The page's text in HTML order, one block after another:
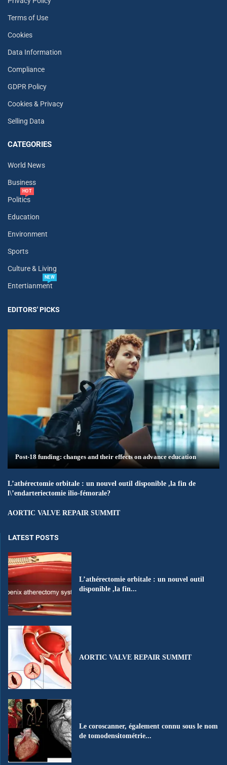
Terms of Use
Cookies
Data Information
Compliance
GDPR Policy
Cookies & Privacy
Selling Data
CATEGORIES
World News
Business
Politics
HOT
Education
Environment
Sports
Culture & Living
Entertianment
NEW
EDITORS' PICKS
Post-18 funding: changes and their effects on advance education
L’athérectomie orbitale : un nouvel outil disponible ,la fin de
l\’endarteriectomie ilio-fémorale?
AORTIC VALVE REPAIR SUMMIT
LATEST POSTS
L’athérectomie orbitale : un nouvel outil
disponible ,la fin...
AORTIC VALVE REPAIR SUMMIT
Le coroscanner, également connu sous le nom
de tomodensitométrie...